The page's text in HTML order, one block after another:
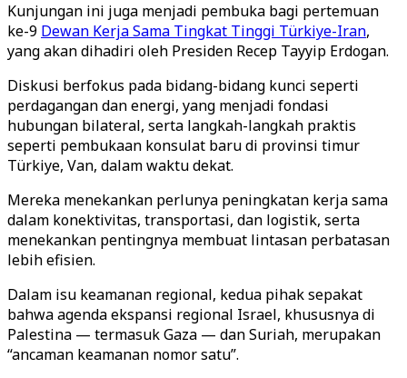
Kunjungan ini juga menjadi pembuka bagi pertemuan
ke-9 Dewan Kerja Sama Tingkat Tinggi Türkiye-Iran,
yang akan dihadiri oleh Presiden Recep Tayyip Erdogan.
Diskusi berfokus pada bidang-bidang kunci seperti
perdagangan dan energi, yang menjadi fondasi
hubungan bilateral, serta langkah-langkah praktis
seperti pembukaan konsulat baru di provinsi timur
Türkiye, Van, dalam waktu dekat.
Mereka menekankan perlunya peningkatan kerja sama
dalam konektivitas, transportasi, dan logistik, serta
menekankan pentingnya membuat lintasan perbatasan
lebih efisien.
Dalam isu keamanan regional, kedua pihak sepakat
bahwa agenda ekspansi regional Israel, khususnya di
Palestina — termasuk Gaza — dan Suriah, merupakan
“ancaman keamanan nomor satu”.